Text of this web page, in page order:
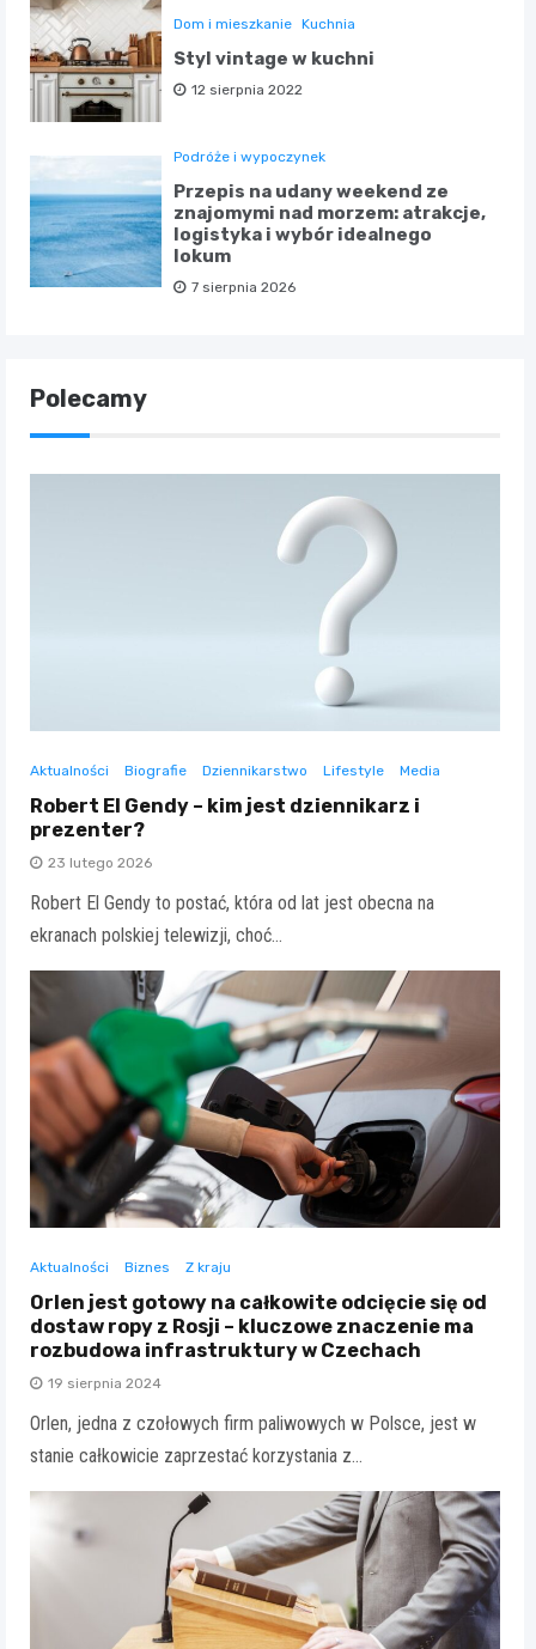
Dom i mieszkanie Kuchnia
Styl vintage w kuchni
12 sierpnia 2022
Podróże i wypoczynek
Przepis na udany weekend ze
znajomymi nad morzem: atrakcje,
logistyka i wybór idealnego
lokum
7 sierpnia 2026
Polecamy
Aktualności Biografie Dziennikarstwo Lifestyle Media
Robert El Gendy – kim jest dziennikarz i
prezenter?
23 lutego 2026
Robert El Gendy to postać, która od lat jest obecna na
ekranach polskiej telewizji, choć…
Aktualności Biznes Z kraju
Orlen jest gotowy na całkowite odcięcie się od
dostaw ropy z Rosji – kluczowe znaczenie ma
rozbudowa infrastruktury w Czechach
19 sierpnia 2024
Orlen, jedna z czołowych firm paliwowych w Polsce, jest w
stanie całkowicie zaprzestać korzystania z…